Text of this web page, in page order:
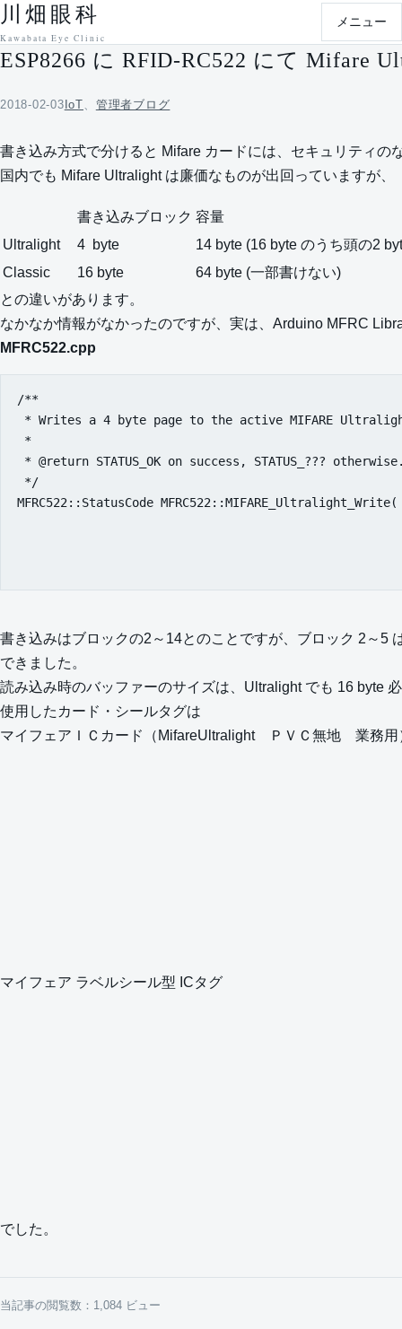
本文へ移動
川畑眼科
Kawabata Eye Clinic
メニュー
ESP8266 に RFID-RC522 にて Mifare
2018-02-03 IoT 管理者ブログ
書き込み方式で分けると Mifare カードには、セキュリティ
国内でも Mifare Ultralight は廉価なものが出回っていますが、
書き込みブロック 容量
Ultralight
4 byte
14 byte (16 byte のうち頭の2
Classic
16 byte
64 byte (一部書けない)
との違いがあります。
なかなか情報がなかったのですが、実は、Arduino MFRC
MFRC522.cpp
/**
* Writes a 4 byte page to the active MIFARE
*
* @return STATUS_OK on success, STATUS_???
*/
MFRC522::StatusCode MFRC522::MIFARE_Ultralight_Write(	byte page, 		///< The page (2-15) to write to.
書き込みはブロックの2～14とのことですが、ブロック 2～5
できました。
読み込み時のバッファーのサイズは、Ultralight でも 16 byte
使用したカード・シールタグは
マイフェアＩＣカード（MifareUltralight ＰＶＣ無地 業務用
マイフェア ラベルシール型 ICタグ
でした。
当記事の閲覧数：1,084 ビュー